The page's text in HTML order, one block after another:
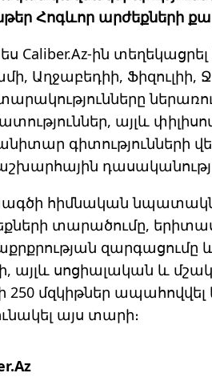
Հոգևոր արժեքների
Caliber.Az-ին
Աղջաբեդիի, Ֆիզուլիի,
այլև
գիտությունների
հիմնական նպատակն
տարածումը,
զարգացումը
այլև սոցիալական և
250 մզկիթներ
այս տարի։